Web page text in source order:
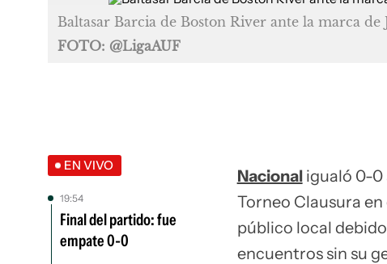
Baltasar Barcia de Boston River ante la marca
FOTO: @LigaAUF
EN VIVO
19:54
Final del partido: fue
empate 0-0
Nacionaligualó 0-0
Torneo Clausura
público local
encuentros sin su